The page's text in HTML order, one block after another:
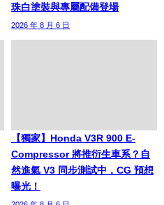
珠白塗裝與專屬配備登場
2026 年 8 月 6 日
【獨家】Honda V3R 900 E-
Compressor 將推衍生車系？自
然進氣 V3 同步測試中，CG 預想
曝光！